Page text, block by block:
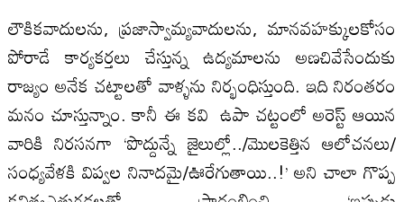
లౌకికవాదులను, ప్రజాస్వామ్యవాదులను, మానవహక్కులకోసం
పోరాడే కార్యకర్తలు చేస్తున్న ఉద్యమాలను అణచివేసేందుకు
రాజ్యం అనేక చట్టాలతో వాళ్ళను నిర్భంధిస్తుంది. ఇది నిరంతరం
మనం చూస్తున్నాం. కానీ ఈ కవి ఉపా చట్టంలో అరెస్ట్‌ ఆయిన
వారికి నిరసనగా ‘పొద్దున్నే జైలుల్లో../మొలకెత్తిన ఆలోచనలు/
సంధ్యవేళకి విప్వల నినాదమై/ఊరేగుతాయి..!’ అని చాలా గొప్ప